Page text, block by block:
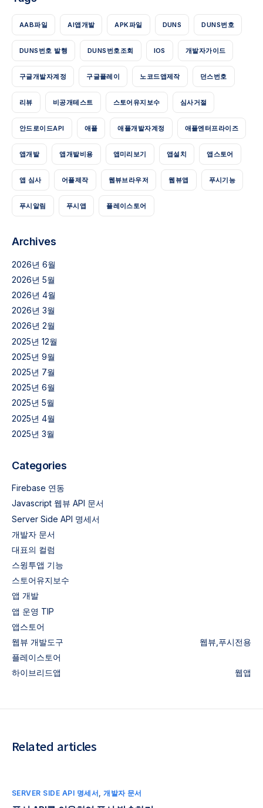
AAB파일 AI앱개발 APK파일 DUNS DUNS번호
DUNS번호 발행 DUNS번호조회 IOS 개발자가이드
구글개발자계정 구글플레이 노코드앱제작 던스번호
리뷰 비공개테스트 스토어유지보수 심사거절
안드로이드API 애플 애플개발자계정 애플엔터프라이즈
앱개발 앱개발비용 앱미리보기 앱설치 앱스토어
앱 심사 어플제작 웹뷰브라우저 웹뷰앱 푸시기능
푸시알림 푸시앱 플레이스토어
Archives
2026년 6월
2026년 5월
2026년 4월
2026년 3월
2026년 2월
2025년 12월
2025년 9월
2025년 7월
2025년 6월
2025년 5월
2025년 4월
2025년 3월
Categories
Firebase 연동
Javascript 웹뷰 API 문서
Server Side API 명세서
개발자 문서
대표의 컬럼
스윙투앱 기능
스토어유지보수
앱 개발
앱 운영 TIP
앱스토어
웹뷰
웹뷰,푸시전용
개발도구
플레이스토어
하이브리드앱
웹앱
Related articles
SERVER SIDE API 명세서,개발자 문서